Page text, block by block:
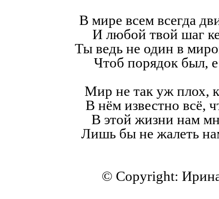
В мире всем всегда
И любой твой шаг
Ты ведь не один в
Чтоб порядок был,
Мир не так уж плох,
В нём известно всё,
В этой жизни нам
Лишь бы не жалеть
© Copyright: